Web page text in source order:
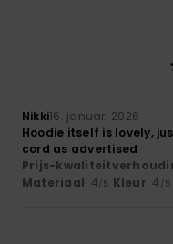
Nikki16. januari 2026
Hoodie itself is lovely,
cord as advertised
Prijs-
Materiaal: 4/5 Kleur: 4 /5